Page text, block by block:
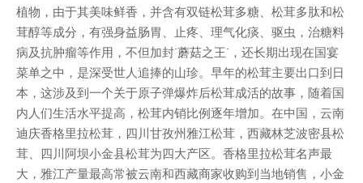
植物，由于其美味鲜香，并含有双链松茸多糖、松茸多肽和松
茸醇等成分，有强身益肠胃、止疼、理气化痰、驱虫，治糖料
病及抗肿瘤等作用，不但加封"蘑菇之王"，还长期出现在国宴
菜单之中，是深受世人追捧的山珍。早年的松茸主要出口到日
本，这涉及到一个关于原子弹爆炸后松茸成活的故事，随着国
内人们生活水平提高，松茸内销比例逐年增加。在中国，云南
迪庆香格里拉松茸，四川甘孜州雅江松茸，西藏林芝波密县松
茸、四川阿坝小金县松茸为四大产区。香格里拉松茸名声最
大，雅江产量最高常被云南和西藏商家收购到当地销售，小金